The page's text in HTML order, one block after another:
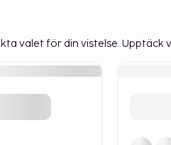
sträcker sig
även hem till
valet för din vistelse. Upptäck